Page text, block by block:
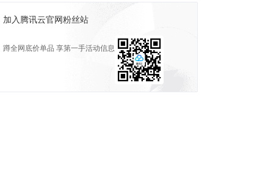
加入腾讯云官网粉丝站
蹲全网底价单品 享第一手活动信息